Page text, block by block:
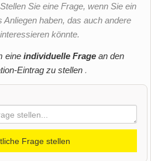
Sie eine Frage, wenn Sie ein
Anliegen haben, das auch andere
könnte.
eineindividuelle Frage an den
Eintrag zu stellen .
Frage stellen